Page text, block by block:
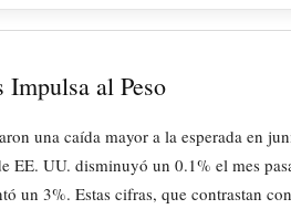
al Peso
una caída mayor a la esperada en
UU. disminuyó un 0.1% el mes
un 3%. Estas cifras, que contrastan